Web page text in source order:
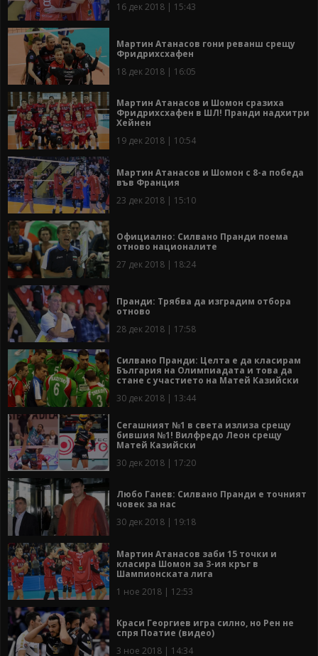
16 дек 2018 | 15:43
Мартин Атанасов гони реванш срещу
Фридрихсхафен
18 дек 2018 | 16:05
Мартин Атанасов и Шомон сразиха
Фридрихсхафен в ШЛ! Пранди надхитри
Хейнен
19 дек 2018 | 10:54
Мартин Атанасов и Шомон с 8-а победа
във Франция
23 дек 2018 | 15:10
Официално: Силвано Пранди поема
отново националите
27 дек 2018 | 18:24
Пранди: Трябва да изградим отбора
отново
28 дек 2018 | 17:58
Силвано Пранди: Целта е да класирам
България на Олимпиадата и това да
стане с участието на Матей Казийски
30 дек 2018 | 13:44
Сегашният №1 в света излиза срещу
бившия №1! Вилфредо Леон срещу
Матей Казийски
30 дек 2018 | 17:20
Любо Ганев: Силвано Пранди е точният
човек за нас
30 дек 2018 | 19:18
Мартин Атанасов заби 15 точки и
класира Шомон за 3-ия кръг в
Шампионската лига
1 ное 2018 | 12:53
Краси Георгиев игра силно, но Рен не
спря Поатие (видео)
3 ное 2018 | 14:34